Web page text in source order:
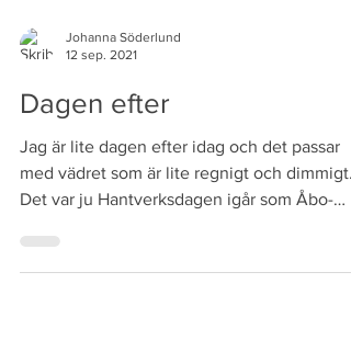
12 sep. 2021
Dagen efter
Jag är lite dagen efter idag och det passar
med vädret som är lite regnigt och dimmigt.
Det var ju Hantverksdagen igår som Åbo-